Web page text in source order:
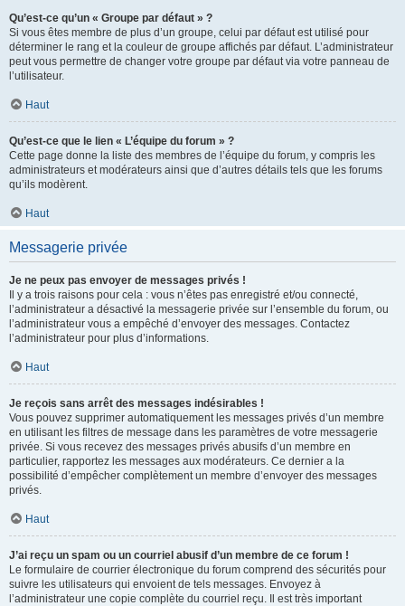
Qu’est-ce qu’un « Groupe par défaut » ?
Si vous êtes membre de plus d’un groupe, celui par défaut est utilisé pour
déterminer le rang et la couleur de groupe affichés par défaut. L’administrateur
peut vous permettre de changer votre groupe par défaut via votre panneau de
l’utilisateur.
Haut
Qu’est-ce que le lien « L’équipe du forum » ?
Cette page donne la liste des membres de l’équipe du forum, y compris les
administrateurs et modérateurs ainsi que d’autres détails tels que les forums
qu’ils modèrent.
Haut
Messagerie privée
Je ne peux pas envoyer de messages privés !
Il y a trois raisons pour cela : vous n’êtes pas enregistré et/ou connecté,
l’administrateur a désactivé la messagerie privée sur l’ensemble du forum, ou
l’administrateur vous a empêché d’envoyer des messages. Contactez
l’administrateur pour plus d’informations.
Haut
Je reçois sans arrêt des messages indésirables !
Vous pouvez supprimer automatiquement les messages privés d’un membre
en utilisant les filtres de message dans les paramètres de votre messagerie
privée. Si vous recevez des messages privés abusifs d’un membre en
particulier, rapportez les messages aux modérateurs. Ce dernier a la
possibilité d’empêcher complètement un membre d’envoyer des messages
privés.
Haut
J’ai reçu un spam ou un courriel abusif d’un membre de ce forum !
Le formulaire de courrier électronique du forum comprend des sécurités pour
suivre les utilisateurs qui envoient de tels messages. Envoyez à
l’administrateur une copie complète du courriel reçu. Il est très important